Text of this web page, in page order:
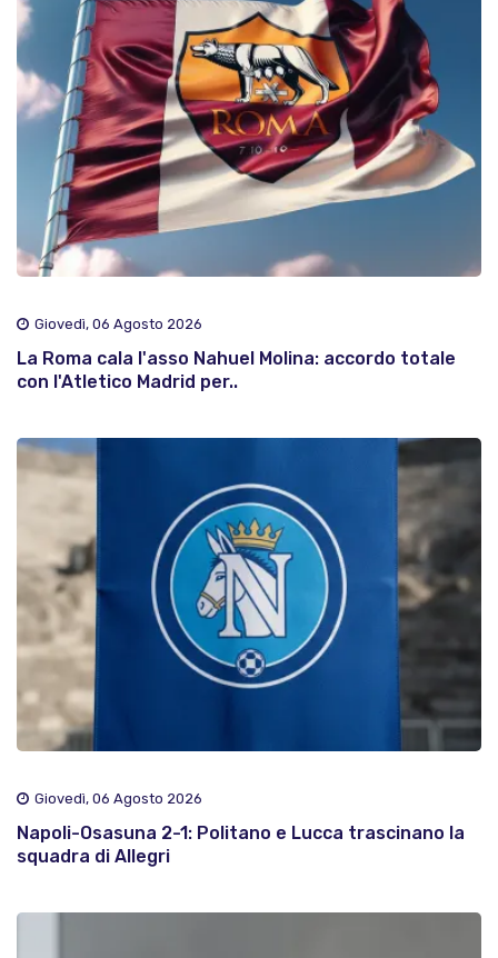
Giovedì, 06 Agosto 2026
La Roma cala l'asso Nahuel Molina: accordo totale
con l'Atletico Madrid per..
Giovedì, 06 Agosto 2026
Napoli-Osasuna 2-1: Politano e Lucca trascinano la
squadra di Allegri